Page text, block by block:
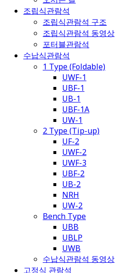
조립식관람석
조립식관람석 구조
조립식관람석 동영상
포터블관람석
수납식관람석
1 Type (Foldable)
UWF-1
UBF-1
UB-1
UBF-1A
UW-1
2 Type (Tip-up)
UF-2
UWF-2
UWF-3
UBF-2
UB-2
NRH
UW-2
Bench Type
UBB
UBLP
UWB
수납식관람석 동영상
고정식 관람석